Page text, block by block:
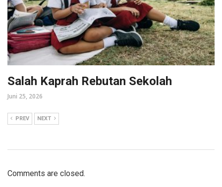
Salah Kaprah Rebutan Sekolah
Juni 25, 2026
PREV NEXT
Comments are closed.